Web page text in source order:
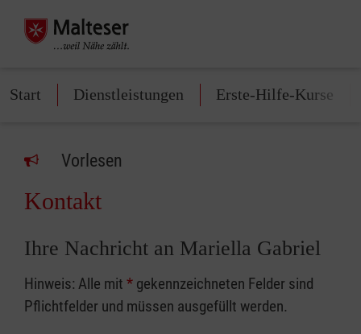
Start Dienstleistungen Erste-Hilfe-Kurse
Vorlesen
Kontakt
Ihre Nachricht an Mariella Gabriel
Hinweis: Alle mit * gekennzeichneten Felder sind
Pflichtfelder und müssen ausgefüllt werden.